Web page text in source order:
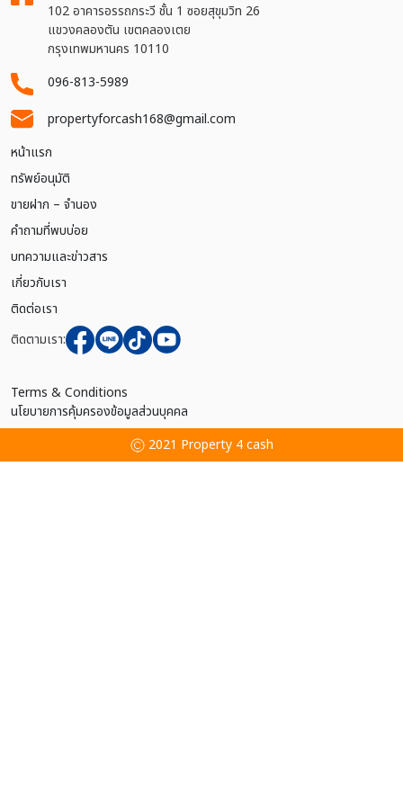
102 อาคารอรรถกระวี ชั้น 1 ซอยสุขุมวิท 26
แขวงคลองตัน เขตคลองเตย
กรุงเทพมหานคร 10110
096-813-5989
propertyforcash168@gmail.com
หน้าแรก
ทรัพย์อนุมัติ
ขายฝาก – จำนอง
คำถามที่พบบ่อย
บทความและข่าวสาร
เกี่ยวกับเรา
ติดต่อเรา
ติดตามเรา:
Terms & Conditions
นโยบายการคุ้มครองข้อมูลส่วนบุคคล
2021 Property 4 cash